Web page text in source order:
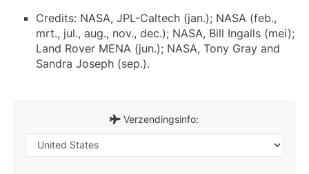
Credits: NASA, JPL-Caltech (jan.); NASA (feb.,
mrt., jul., aug., nov., dec.); NASA, Bill Ingalls (mei);
Land Rover MENA (jun.); NASA, Tony Gray and
Sandra Joseph (sep.).
Verzendingsinfo: